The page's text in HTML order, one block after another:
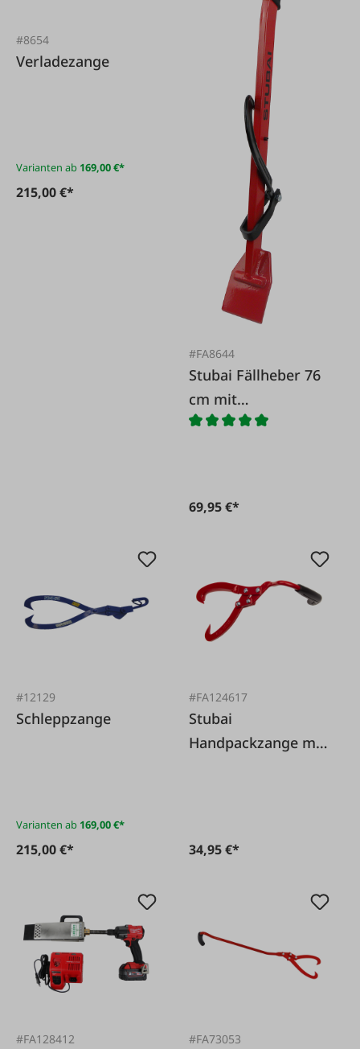
#8654
Verladezange
Varianten ab 169,00 €*
215,00 €*
#FA8644
Stubai Fällheber 76
cm mit
Wendehaken
69,95 €*
#12129
Schleppzange
Varianten ab 169,00 €*
215,00 €*
#FA124617
Stubai
Handpackzange mit
34,95 €*
#FA128412 #FA73053